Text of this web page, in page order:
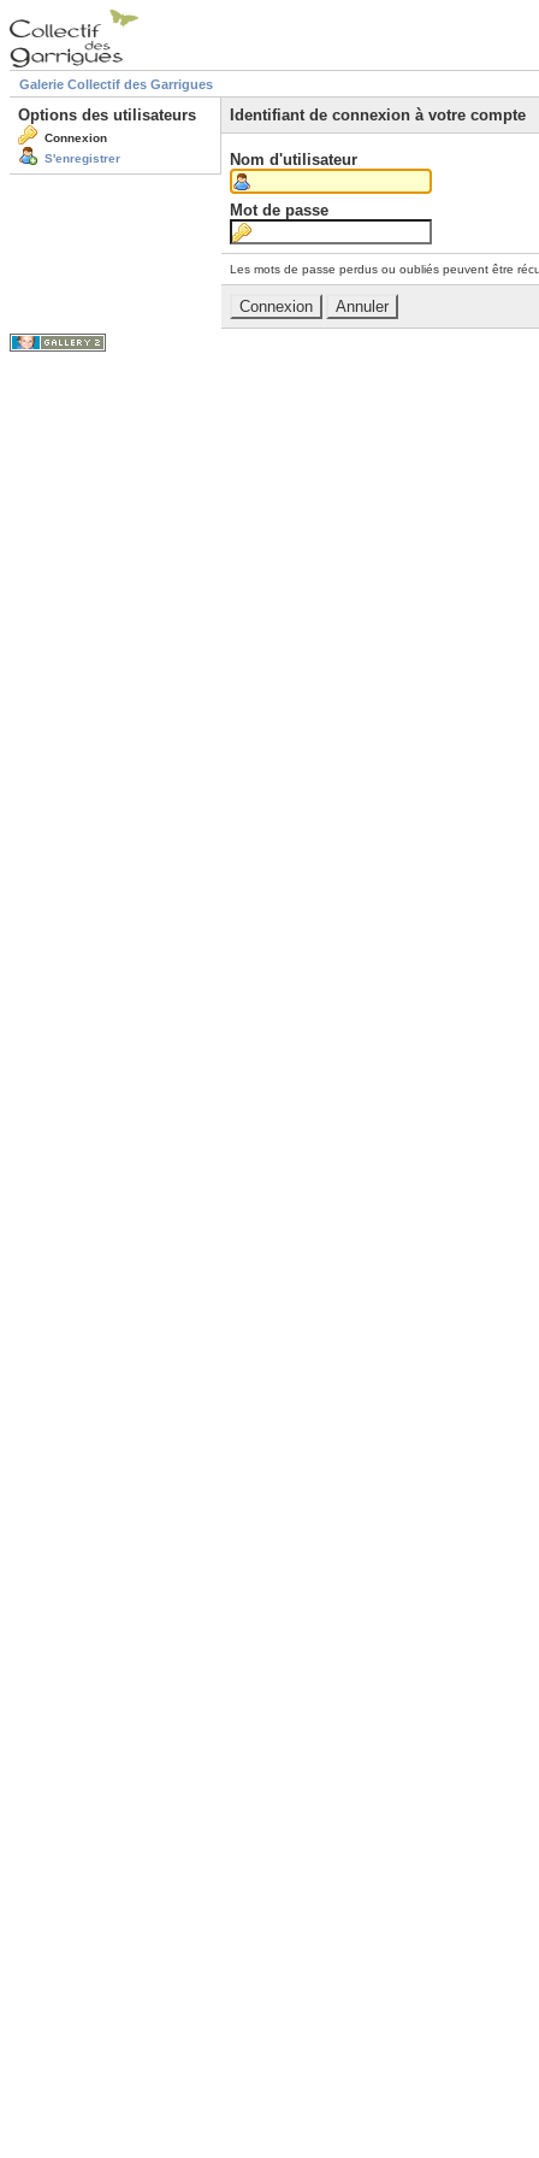
Galerie Collectif des Garrigues
Options des utilisateurs
Connexion
S'enregistrer
Identifiant de connexion à votre compte
Nom d'utilisateur
Mot de passe
Les mots de passe perdus ou oubliés peuvent être